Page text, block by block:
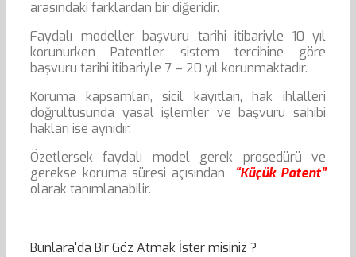
arasındaki farklardan bir diğeridir.
Faydalı modeller başvuru tarihi itibariyle 10 yıl
korunurken Patentler sistem tercihine göre
başvuru tarihi itibariyle 7 – 20 yıl korunmaktadır.
Koruma kapsamları, sicil kayıtları, hak ihlalleri
doğrultusunda yasal işlemler ve başvuru sahibi
hakları ise aynıdır.
Özetlersek faydalı model gerek prosedürü ve
gerekse koruma süresi açısından
“Küçük Patent”
olarak tanımlanabilir.
Bunlara'da Bir Göz Atmak İster misiniz ?